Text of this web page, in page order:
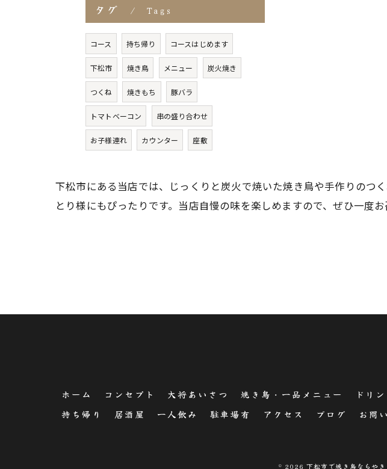
タグ Tags
コース 持ち帰り コースはじめます
下松市 焼き鳥 メニュー 炭火焼き
つくね 焼きもち 豚バラ
トマトベーコン 串の盛り合わせ
お子様連れ カウンター 座敷
下松市にある当店では、じっくりと炭火で焼いた焼き鳥や手作りのつ
とり様にもぴったりです。当店自慢の味を楽しめますので、ぜひ一度お
ホーム コンセプト 大将あいさつ 焼き鳥・一品メニュー ドリ
持ち帰り
居酒屋 一人飲み 駐車場有 アクセス ブログ お問
© 2026 下松市で焼き鳥ならや